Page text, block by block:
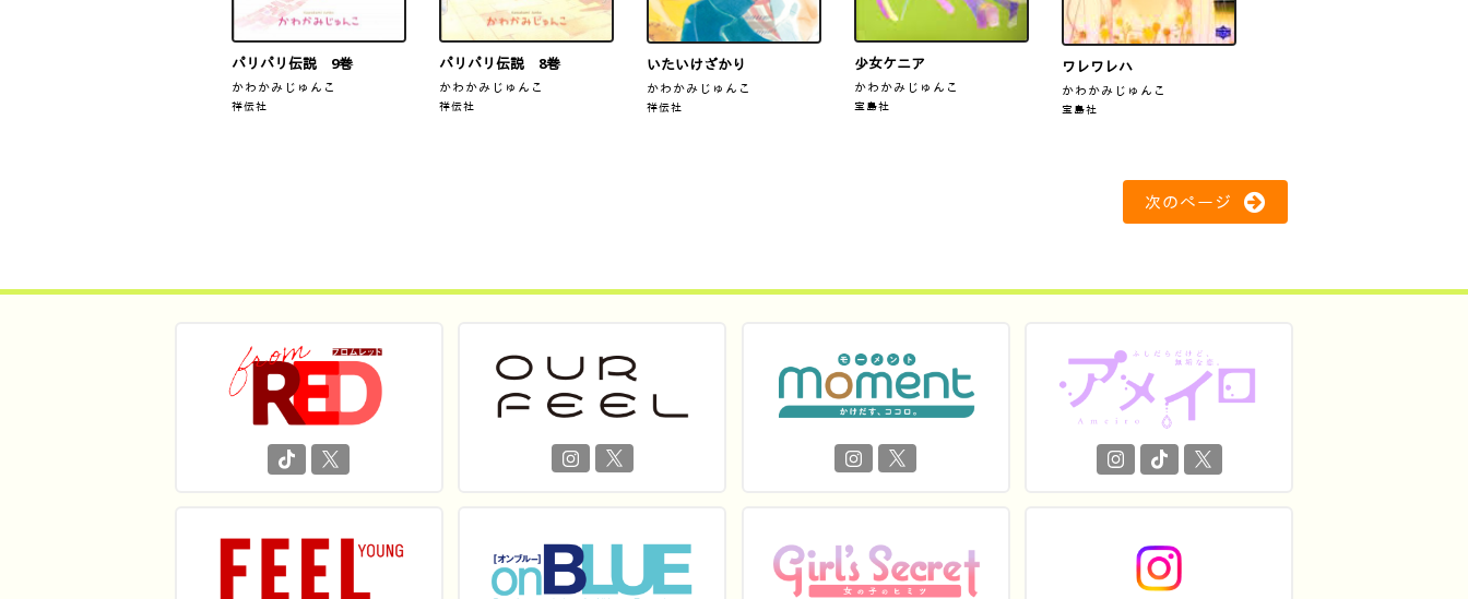
パリパリ伝説 9巻
かわかみじゅんこ
祥伝社
パリパリ伝説 8巻
かわかみじゅんこ
祥伝社
いたいけざかり
かわかみじゅんこ
祥伝社
少女ケニア
かわかみじゅんこ
宝島社
ワレワレハ
かわかみじゅんこ
宝島社
次のページ